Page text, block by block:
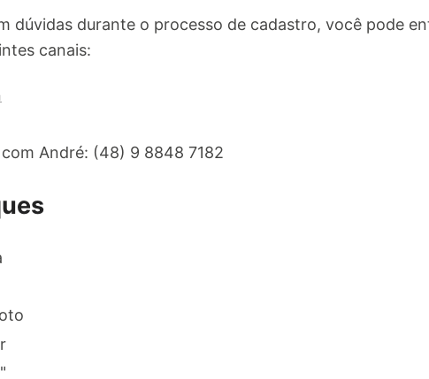
dúvidas durante o processo de cadastro, você pode
canais:
André: (48) 9 8848 7182